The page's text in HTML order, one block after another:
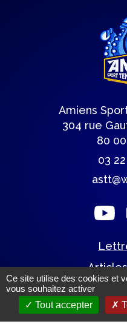
Amiens
304 rue
80
03
Mentions légales.
Ce site utilise des cookies et
vous souhaitez activer
Tout accepter